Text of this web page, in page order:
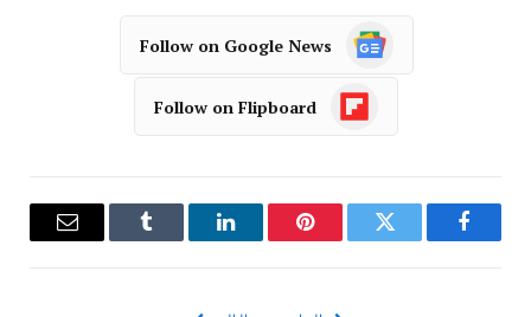
Follow on Google News
Follow on Flipboard
فيسبوك تويتر بينتيريستلينكدإن Tumblr
البريد